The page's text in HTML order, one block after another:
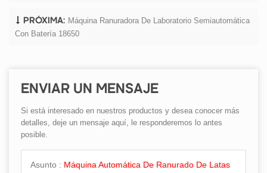
PRÓXIMA: Máquina Ranuradora De Laboratorio Semiautomática
Con Batería 18650
ENVIAR UN MENSAJE
Si está interesado en nuestros productos y desea conocer más
detalles, deje un mensaje aquí, le responderemos lo antes
posible.
Asunto : Máquina Automática De Ranurado De Latas